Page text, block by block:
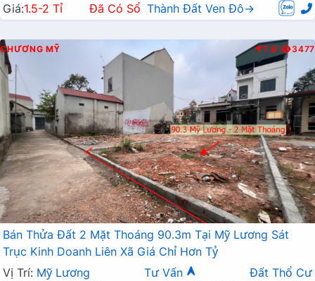
Giá:1.5-2 Tỉ Đã Có Sổ Thành Đất Ven Đô→
CHƯƠNG MỸ T.B 3477
Bán Thửa Đất 2 Mặt Thoáng 90.3m Tại Mỹ Lương Sát
Trục Kinh Doanh Liên Xã Giá Chỉ Hơn Tỷ
Vị Trí: Mỹ Lương Tư Vấn
Đất Thổ Cư